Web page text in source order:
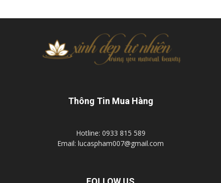
Thông Tin Mua Hàng
Hotline: 0933 815 589
Email: lucaspham007@gmail.com